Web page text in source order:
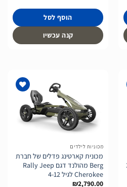
הוסף לסל
קנה עכשיו
הוסף
לרשימת
מכוניות לילדים
מכונית קארטינג פדלים של חברת
Berg מהולנד דגם Rally Jeep
Cherokee לגיל 4-12
₪2,790.00